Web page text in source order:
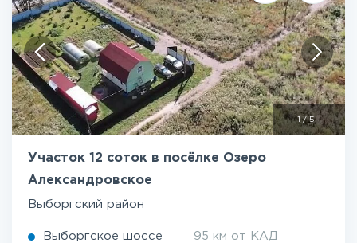
1 /5
Участок 12 соток в посёлке Озеро
Александровское
Выборгский район
Выборгское шоссе 95 км от КАД